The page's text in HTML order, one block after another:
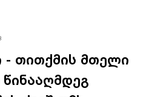
- თითქმის მთელი